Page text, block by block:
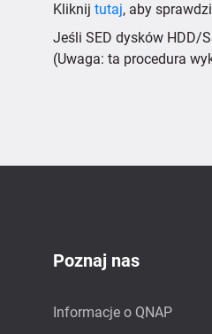
Kliknij tutaj, aby
Jeśli SED dysków HDD/
(Uwaga: ta procedura
Poznaj nas
Informacje o QNAP